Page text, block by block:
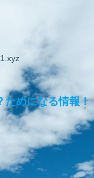
ためになる情報！